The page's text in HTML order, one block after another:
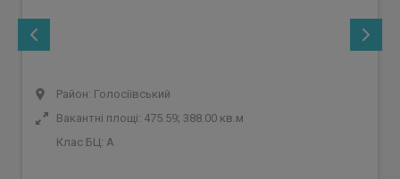
Район: Голосіївський
Вакантні площі: 475.59; 388.00 кв.м
Клас БЦ: A